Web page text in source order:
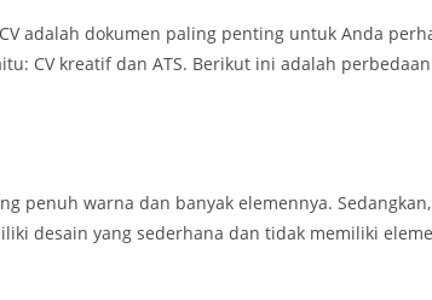
adalah dokumen paling penting untuk Anda
CV kreatif dan ATS. Berikut ini adalah
penuh warna dan banyak elemennya.
desain yang sederhana dan tidak memiliki